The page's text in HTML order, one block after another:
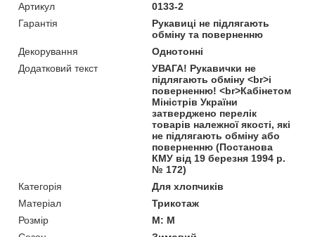
Артикул
0133-2
Гарантія
Рукавиці не підлягають
обміну та поверненню
Декорування
Однотонні
Додатковий текст
УВАГА! Рукавички не
підлягають обміну <br>і
поверненню! <br>Кабінетом
Міністрів України
затверджено перелік
товарів належної якості, які
не підлягають обміну або
поверненню (Постанова
КМУ від 19 березня 1994 р.
№ 172)
Категорія
Для хлопчиків
Матеріал
Трикотаж
Розмір
M: M